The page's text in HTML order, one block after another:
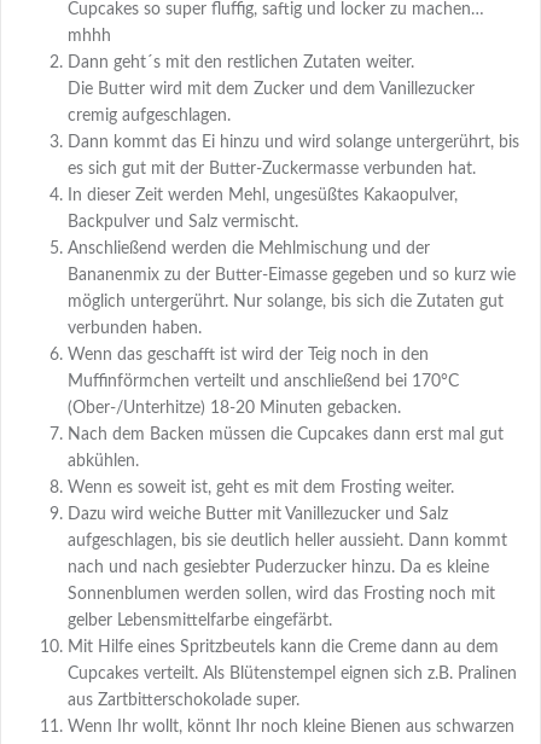
Cupcakes so super fluffig, saftig und locker zu machen…
mhhh
Dann geht´s mit den restlichen Zutaten weiter.
Die Butter wird mit dem Zucker und dem Vanillezucker
cremig aufgeschlagen.
Dann kommt das Ei hinzu und wird solange untergerührt, bis
es sich gut mit der Butter-Zuckermasse verbunden hat.
In dieser Zeit werden Mehl, ungesüßtes Kakaopulver,
Backpulver und Salz vermischt.
Anschließend werden die Mehlmischung und der
Bananenmix zu der Butter-Eimasse gegeben und so kurz wie
möglich untergerührt. Nur solange, bis sich die Zutaten gut
verbunden haben.
Wenn das geschafft ist wird der Teig noch in den
Muffinförmchen verteilt und anschließend bei 170°C
(Ober-/Unterhitze) 18-20 Minuten gebacken.
Nach dem Backen müssen die Cupcakes dann erst mal gut
abkühlen.
Wenn es soweit ist, geht es mit dem Frosting weiter.
Dazu wird weiche Butter mit Vanillezucker und Salz
aufgeschlagen, bis sie deutlich heller aussieht. Dann kommt
nach und nach gesiebter Puderzucker hinzu. Da es kleine
Sonnenblumen werden sollen, wird das Frosting noch mit
gelber Lebensmittelfarbe eingefärbt.
Mit Hilfe eines Spritzbeutels kann die Creme dann au dem
Cupcakes verteilt. Als Blütenstempel eignen sich z.B. Pralinen
aus Zartbitterschokolade super.
Wenn Ihr wollt, könnt Ihr noch kleine Bienen aus schwarzen